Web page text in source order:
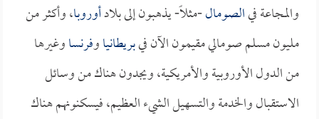
والمجاعة فيالصومال-مثلاً- يذهبون إلى بلادأوروبا، وأكثر من
مليون مسلم صومالي مقيمون الآن فيبريطانياوفرنساوغيرها
من الدول الأوروبية والأمريكية، ويجدون هناك من وسائل
الاستقبال والخدمة والتسهيل الشيء العظيم، فيسكنونهم هناك